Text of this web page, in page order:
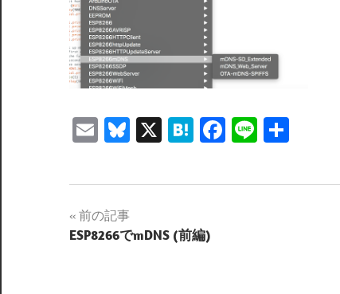
EmailBluesky
X Hatena
Facebook
Line
投
稿
前の記事
ESP8266でmDNS (前編)